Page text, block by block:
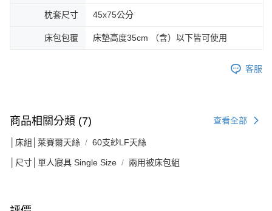
枕套尺寸 45x75公分
床包包覆 床墊高度35cm （含）以下皆可使用
客服
商品相關分類 (7) 查看全部
│床組│萊賽爾天絲 60支紗LF天絲
│尺寸│單人寢具 Single Size 兩用被床包組